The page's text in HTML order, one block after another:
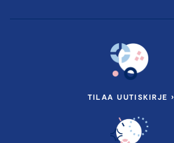
TILAA UUTISKIRJE ›